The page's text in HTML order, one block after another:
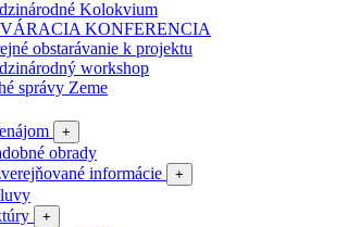
Kolokvium
KONFERENCIA
obstarávanie k projektu
workshop
správy Zeme
+
obrady
informácie
+
+